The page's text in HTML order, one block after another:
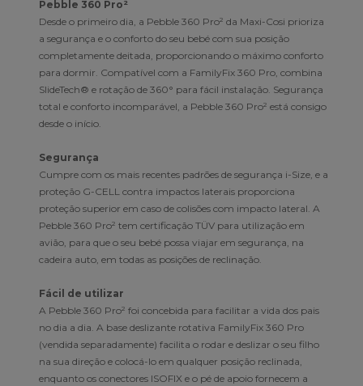
Pebble 360 Pro²
Desde o primeiro dia, a Pebble 360 Pro² da Maxi-Cosi prioriza
a segurança e o conforto do seu bebé com sua posição
completamente deitada, proporcionando o máximo conforto
para dormir. Compatível com a FamilyFix 360 Pro, combina
SlideTech® e rotação de 360° para fácil instalação. Segurança
total e conforto incomparável, a Pebble 360 Pro² está consigo
desde o início.
Segurança
Cumpre com os mais recentes padrões de segurança i-Size, e a
proteção G-CELL contra impactos laterais proporciona
proteção superior em caso de colisões com impacto lateral. A
Pebble 360 Pro² tem certificação TÜV para utilização em
avião, para que o seu bebé possa viajar em segurança, na
cadeira auto, em todas as posições de reclinação.
Fácil de utilizar
A Pebble 360 Pro² foi concebida para facilitar a vida dos pais
no dia a dia. A base deslizante rotativa FamilyFix 360 Pro
(vendida separadamente) facilita o rodar e deslizar o seu filho
na sua direção e colocá-lo em qualquer posição reclinada,
enquanto os conectores ISOFIX e o pé de apoio fornecem a